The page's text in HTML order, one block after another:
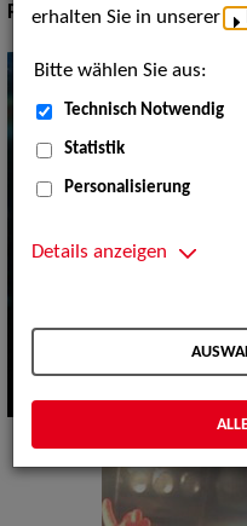
Pop Rock Tanzmusik:Funk,
erhalten Sie in unserer
Bitte wählen Sie aus:
Technisch Notwendig
Statistik
Personalisierung
Details anzeigen